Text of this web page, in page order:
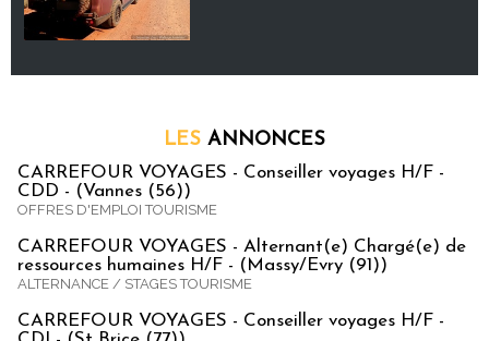
LES ANNONCES
CARREFOUR VOYAGES - Conseiller voyages H/F -
CDD - (Vannes (56))
OFFRES D'EMPLOI TOURISME
CARREFOUR VOYAGES - Alternant(e) Chargé(e) de
ressources humaines H/F - (Massy/Evry (91))
ALTERNANCE / STAGES TOURISME
CARREFOUR VOYAGES - Conseiller voyages H/F -